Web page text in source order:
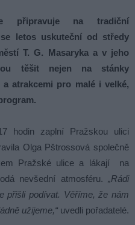
připravuje na tradiční
letos uskuteční od středy
T. G. Masaryka a v jeho
těšit nejen na stánky
atrakcemi pro malé i velké,
hodin zaplní Pražskou ulici
Olga Pštrossová společně
Pražské ulice a lákají na
nevšední atmosféru. „Rádi
přišli podívat. Věříme, že nám
užijeme,“ uvedli pořadatelé.